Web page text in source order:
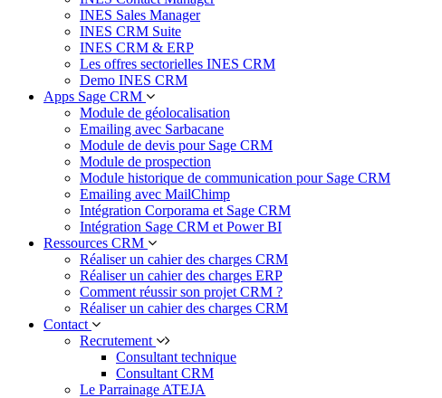
INES Sales Manager
INES CRM Suite
INES CRM & ERP
Les offres sectorielles INES CRM
Demo INES CRM
Apps Sage CRM
Module de géolocalisation
Emailing avec Sarbacane
Module de devis pour Sage CRM
Module de prospection
Module historique de communication pour Sage CRM
Emailing avec MailChimp
Intégration Corporama et Sage CRM
Intégration Sage CRM et Power BI
Ressources CRM
Réaliser un cahier des charges CRM
Réaliser un cahier des charges ERP
Comment réussir son projet CRM ?
Réaliser un cahier des charges CRM
Contact
Recrutement
Consultant technique
Consultant CRM
Le Parrainage ATEJA